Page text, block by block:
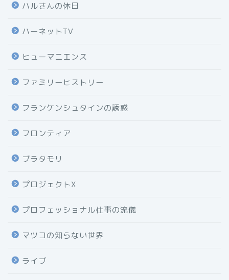
ハルさんの休日
ハーネットTV
ヒューマニエンス
ファミリーヒストリー
フランケンシュタインの誘惑
フロンティア
ブラタモリ
プロジェクトX
プロフェッショナル仕事の流儀
マツコの知らない世界
ライブ